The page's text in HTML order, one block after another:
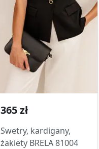
365 zł
Swetry, kardigany,
żakiety BRELA 81004